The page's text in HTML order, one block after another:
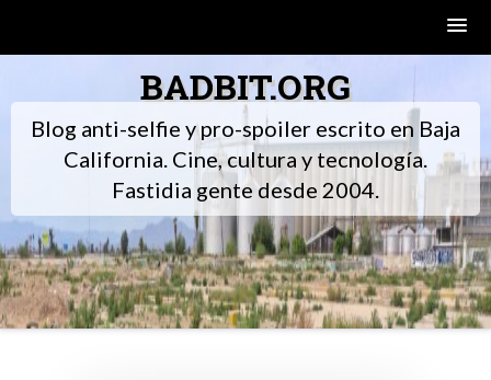
BADBIT.ORG
Blog anti-selfie y pro-spoiler escrito en Baja
California. Cine, cultura y tecnología.
Fastidia gente desde 2004.